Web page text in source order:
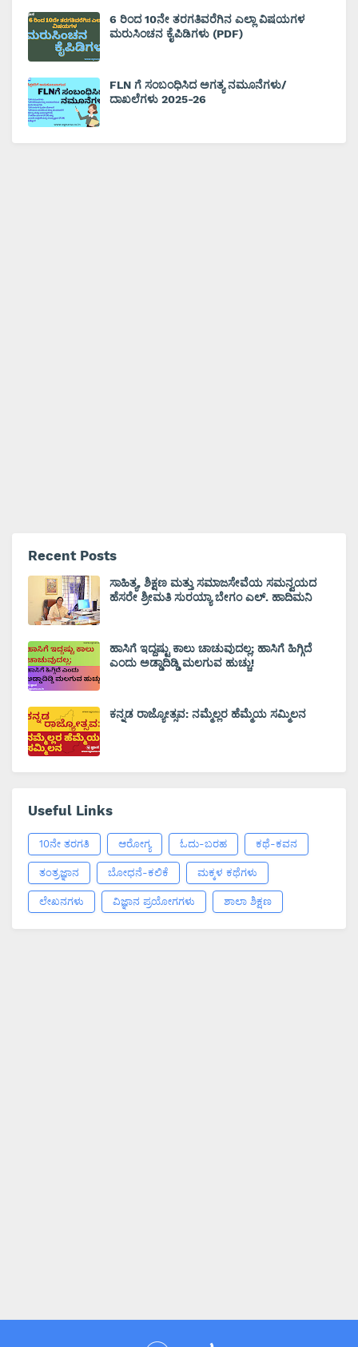
6 ರಿಂದ 10ನೇ ತರಗತಿವರೆಗಿನ ಎಲ್ಲಾ ವಿಷಯಗಳ
ಮರುಸಿಂಚನ ಕೈಪಿಡಿಗಳು (PDF)
FLN ಗೆ ಸಂಬಂಧಿಸಿದ ಅಗತ್ಯ ನಮೂನೆಗಳು/
ದಾಖಲೆಗಳು 2025-26
Recent Posts
ಸಾಹಿತ್ಯ, ಶಿಕ್ಷಣ ಮತ್ತು ಸಮಾಜಸೇವೆಯ ಸಮನ್ವಯದ
ಹೆಸರೇ ಶ್ರೀಮತಿ ಸುರಯ್ಯಾ ಬೇಗಂ ಎಲ್. ಹಾದಿಮನಿ
ಹಾಸಿಗೆ ಇದ್ದಷ್ಟು ಕಾಲು ಚಾಚುವುದಲ್ಲ; ಹಾಸಿಗೆ ಹಿಗ್ಗಿದೆ
ಎಂದು ಅಡ್ಡಾದಿಡ್ಡಿ ಮಲಗುವ ಹುಚ್ಚು!
ಕನ್ನಡ ರಾಜ್ಯೋತ್ಸವ: ನಮ್ಮೆಲ್ಲರ ಹೆಮ್ಮೆಯ ಸಮ್ಮಿಲನ
Useful Links
10ನೇ ತರಗತಿ ಆರೋಗ್ಯ ಓದು-ಬರಹ ಕಥೆ-ಕವನ
ತಂತ್ರಜ್ಞಾನ ಬೋಧನೆ-ಕಲಿಕೆ ಮಕ್ಕಳ ಕಥೆಗಳು
ಲೇಖನಗಳು ವಿಜ್ಞಾನ ಪ್ರಯೋಗಗಳು ಶಾಲಾ ಶಿಕ್ಷಣ